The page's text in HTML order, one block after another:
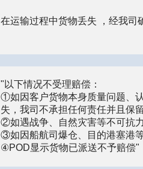
"以下情况不受理赔偿：
①如因客户货物本身质量问题、
失，我司不承担任何责任并且保
②如遇战争、自然灾害等不可抗
③如因船航司爆仓、目的港塞港